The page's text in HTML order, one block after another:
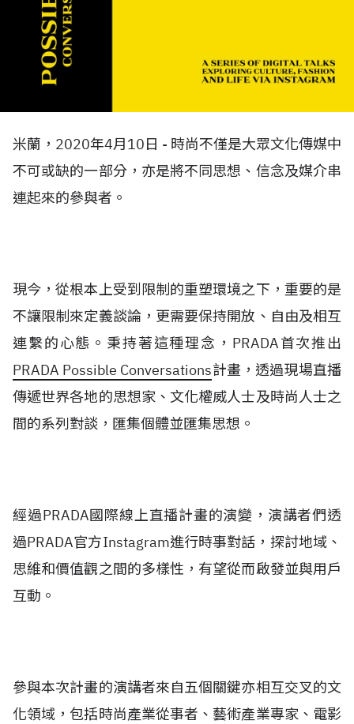
米蘭，2020年4月10日 - 時尚不僅是大眾文化傳媒中
不可或缺的一部分，亦是將不同思想、信念及媒介串
連起來的參與者。
現今，從根本上受到限制的重塑環境之下，重要的是
不讓限制來定義談論，更需要保持開放、自由及相互
連繫的心態。秉持著這種理念，PRADA首次推出
PRADA Possible Conversations計畫，透過現場直播
傳遞世界各地的思想家、文化權威人士及時尚人士之
間的系列對談，匯集個體並匯集思想。
經過PRADA國際線上直播計畫的演變，演講者們透
過PRADA官方Instagram進行時事對話，探討地域、
思維和價值觀之間的多樣性，有望從而啟發並與用戶
互動。
參與本次計畫的演講者來自五個關鍵亦相互交叉的文
化領域，包括時尚產業從事者、藝術產業專家、電影